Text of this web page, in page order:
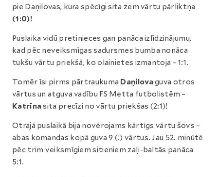
pie Daņilovas, kura spēcīgi sita zem vārtu pārliktņa
(1:0)!
Puslaika vidū pretinieces gan panāca izlīdzinājumu,
kad pēc neveiksmīgas sadursmes bumba nonāca
tukšu vārtu priekšā, ko olainietes izmantoja – 1:1.
Tomēr īsi pirms pārtraukuma Daņilovaguva otros
vārtus un atguva vadību FS Metta futbolistēm –
Katrīnasita precīzi no vārtu priekšas (2:1)!
Otrajā puslaikā bija novērojams kārtīgs vārtu šovs –
abas komandas kopā guva 9 (!) vārtus. Jau 52. minūtē
pēc trim veiksmīgiem sitieniem zaļi-baltās panāca
5:1.